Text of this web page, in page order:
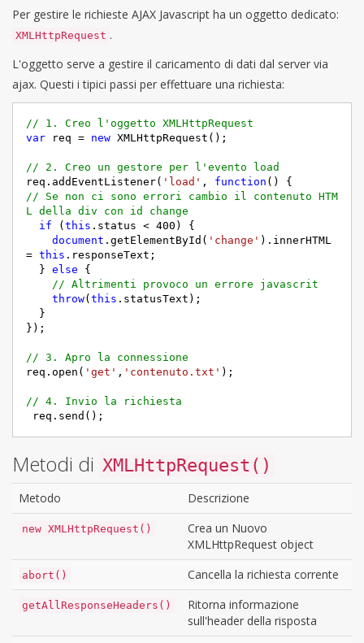
Per gestire le richieste AJAX Javascript ha un oggetto dedicato:
XMLHttpRequest .
L'oggetto serve a gestire il caricamento di dati dal server via
ajax. Questi i tipici passi per effettuare una richiesta:
// 1. Creo l'oggetto XMLHttpRequest
var req = new XMLHttpRequest();
// 2. Creo un gestore per l'evento load
req.addEventListener( 'load' , function ( )
// Se non ci sono errori cambio il contenuto HTM
L della div con id change
if ( this .status < 400 ) {
document .getElementById( 'change' ).innerHTML
= this .responseText;
  }
else {
// Altrimenti provoco un errore javascrit
throw( this .statusText);
});
// 3. Apro la connessione
req.open( 'get' , 'contenuto.txt' );
// 4. Invio la richiesta
req.send();
Metodi di XMLHttpRequest()
Metodo Descrizione
new XMLHttpRequest()
Crea un Nuovo
XMLHttpRequest object
abort() Cancella la richiesta corrente
getAllResponseHeaders()
Ritorna informazione
sull'header della risposta